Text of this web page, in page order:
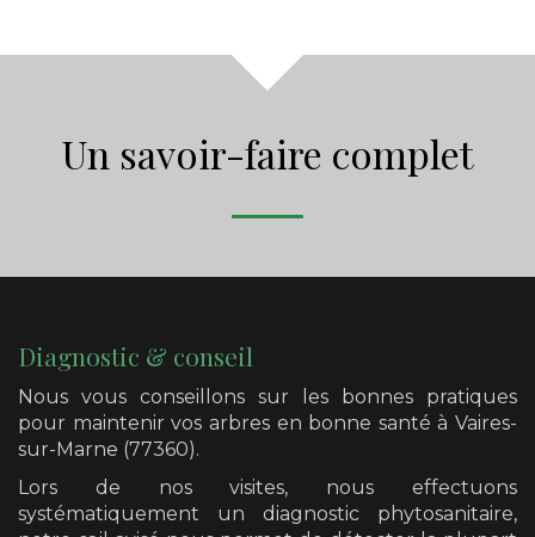
Un savoir-faire complet
Diagnostic & conseil
Nous vous conseillons sur les bonnes pratiques
pour maintenir vos arbres en bonne santéà Vaires-
sur-Marne (77360).
Lors de nos visites, nous effectuons
systématiquement un diagnostic phytosanitaire,